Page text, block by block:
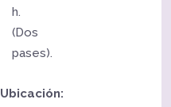
h.
(Dos
pases).
Ubicación: